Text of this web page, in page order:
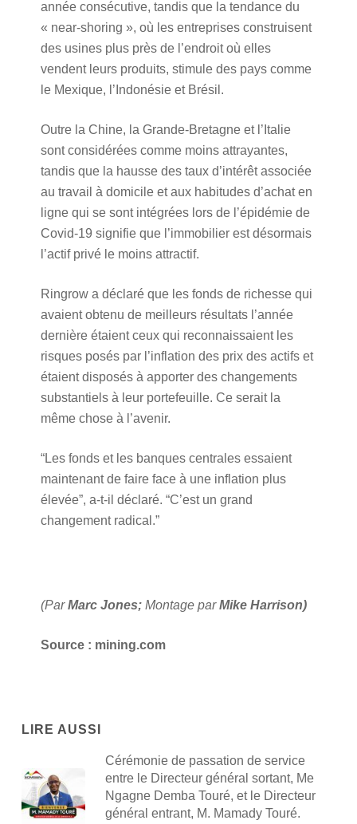
année consécutive, tandis que la tendance du
« near-shoring », où les entreprises construisent
des usines plus près de l’endroit où elles
vendent leurs produits, stimule des pays comme
le Mexique, l’Indonésie et Brésil.
Outre la Chine, la Grande-Bretagne et l’Italie
sont considérées comme moins attrayantes,
tandis que la hausse des taux d’intérêt associée
au travail à domicile et aux habitudes d’achat en
ligne qui se sont intégrées lors de l’épidémie de
Covid-19 signifie que l’immobilier est désormais
l’actif privé le moins attractif.
Ringrow a déclaré que les fonds de richesse qui
avaient obtenu de meilleurs résultats l’année
dernière étaient ceux qui reconnaissaient les
risques posés par l’inflation des prix des actifs et
étaient disposés à apporter des changements
substantiels à leur portefeuille. Ce serait la
même chose à l’avenir.
“Les fonds et les banques centrales essaient
maintenant de faire face à une inflation plus
élevée”, a-t-il déclaré. “C’est un grand
changement radical.”
(ParMarc Jones;Montage parMike Harrison)
Source : mining.com
LIRE AUSSI
Cérémonie de passation de service
entre le Directeur général sortant, Me
Ngagne Demba Touré, et le Directeur
général entrant, M. Mamady Touré.